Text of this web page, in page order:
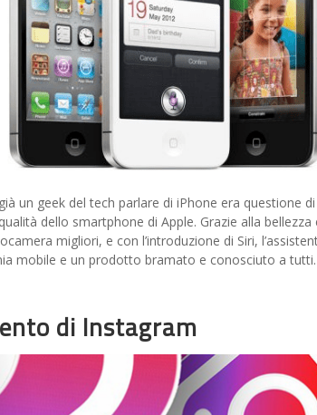
un geek del tech parlare di iPhone era questione
dello smartphone di Apple. Grazie alla
migliori, e con l’introduzione di Siri,
mobile e un prodotto bramato e conosciuto a tutti.
di Instagram